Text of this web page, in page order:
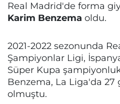
Real Madrid'de forma
Karim Benzema oldu.
2021-2022 sezonunda
Şampiyonlar Ligi,
Süper Kupa
Benzema, La Liga'da 27
olmuştu.